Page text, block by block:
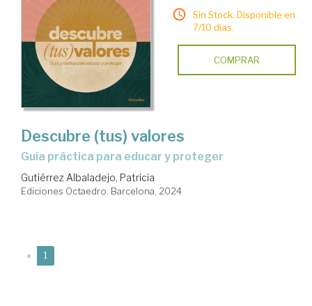
Sin Stock. Disponible en
7/10 días.
COMPRAR
Descubre (tus) valores
guía práctica para educar y proteger
Gutiérrez Albaladejo, Patricia
Ediciones Octaedro. Barcelona, 2024
« 1